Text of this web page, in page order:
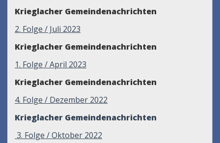
Krieglacher Gemeindenachrichten
2. Folge / Juli 2023
Krieglacher Gemeindenachrichten
1. Folge / April 2023
Krieglacher Gemeindenachrichten
4. Folge / Dezember 2022
Krieglacher Gemeindenachrichten
3. Folge / Oktober 2022